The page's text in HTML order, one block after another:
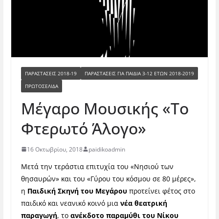
ΠΑΡΑΣΤΑΣΕΙΣ 2018-19
ΠΑΡΑΣΤΆΣΕΙΣ ΓΙΑ ΠΑΙΔΙΆ 3-12 ΕΤΏΝ 2018-2019
ΠΡΩΤΟΣΕΛΙΔΑ
Μέγαρο Μουσικής «Το
Φτερωτό Άλογο»
16 Οκτωβρίου, 2018 paidikoadmin
Μετά την τεράστια επιτυχία του «Νησιού των
θησαυρών» και του «Γύρου του κόσμου σε 80 μέρες»,
η Παιδική Σκηνή του Μεγάρουπροτείνει φέτος στο
παιδικό και νεανικό κοινό μια νέα θεατρική
παραγωγή, το ανέκδοτο παραμύθι του Νίκου